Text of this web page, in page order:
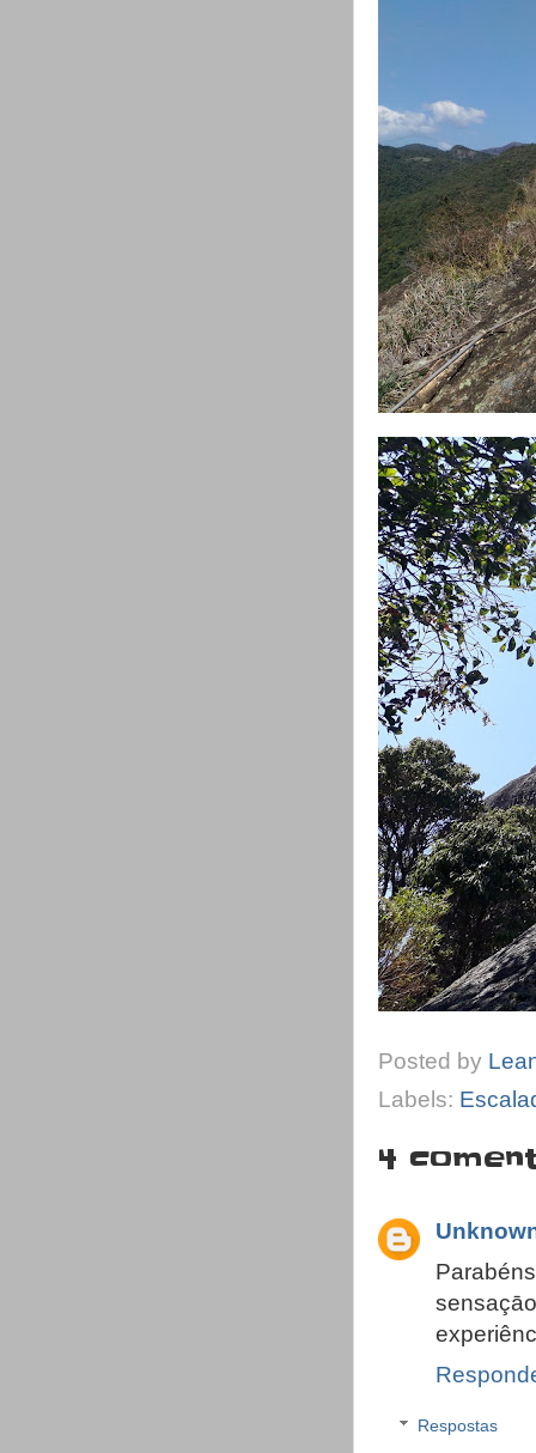
Posted by
Labels:
4
Respostas